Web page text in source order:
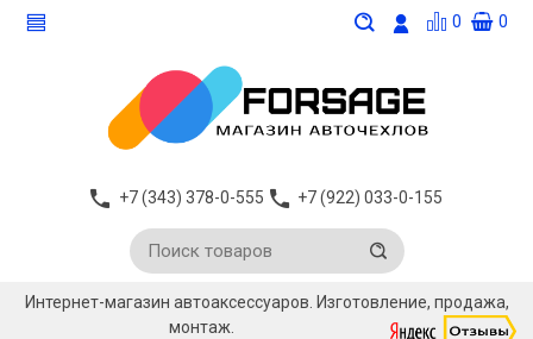
0 0
+7 (343) 378-0-555 +7 (922) 033-0-155
Интернет-магазин автоаксессуаров. Изготовление, продажа,
монтаж.